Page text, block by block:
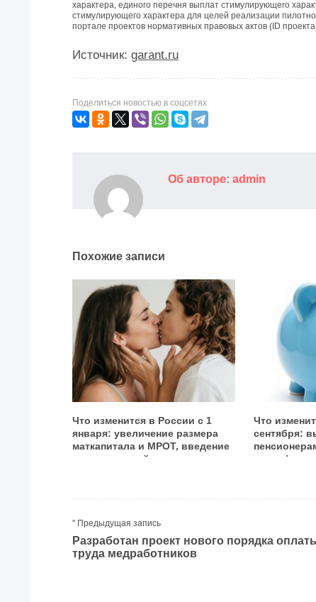
характера, единого перечня выплат стимулирующего
стимулирующего характера для целей реализации
портале проектов нормативных правовых актов (ID
Источник: garant.ru
Поделиться новостью в соцсетях
Об авторе: admin
Похожие записи
Что изменится в России с 1
января: увеличение размера
маткапитала и МРОТ, введение
прогрессивной шкалы
дистанционной работе и об
Что
сентября:
лекарств
" Предыдущая запись
Разработан проект нового порядка
труда медработников